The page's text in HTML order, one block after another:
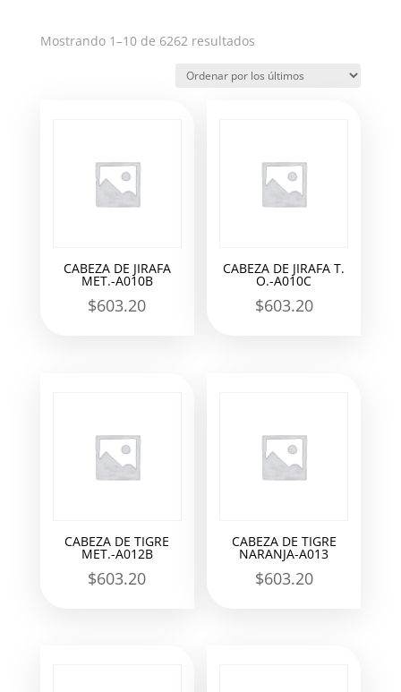
Mostrando 1–10 de 6262 resultadosOrdenado
los
CABEZA DE JIRAFA
MET.-A010B
$603.20
CABEZA DE JIRAFA T.
O.-A010C
$603.20
CABEZA DE TIGRE
MET.-A012B
$603.20
CABEZA DE TIGRE
NARANJA-A013
$603.20